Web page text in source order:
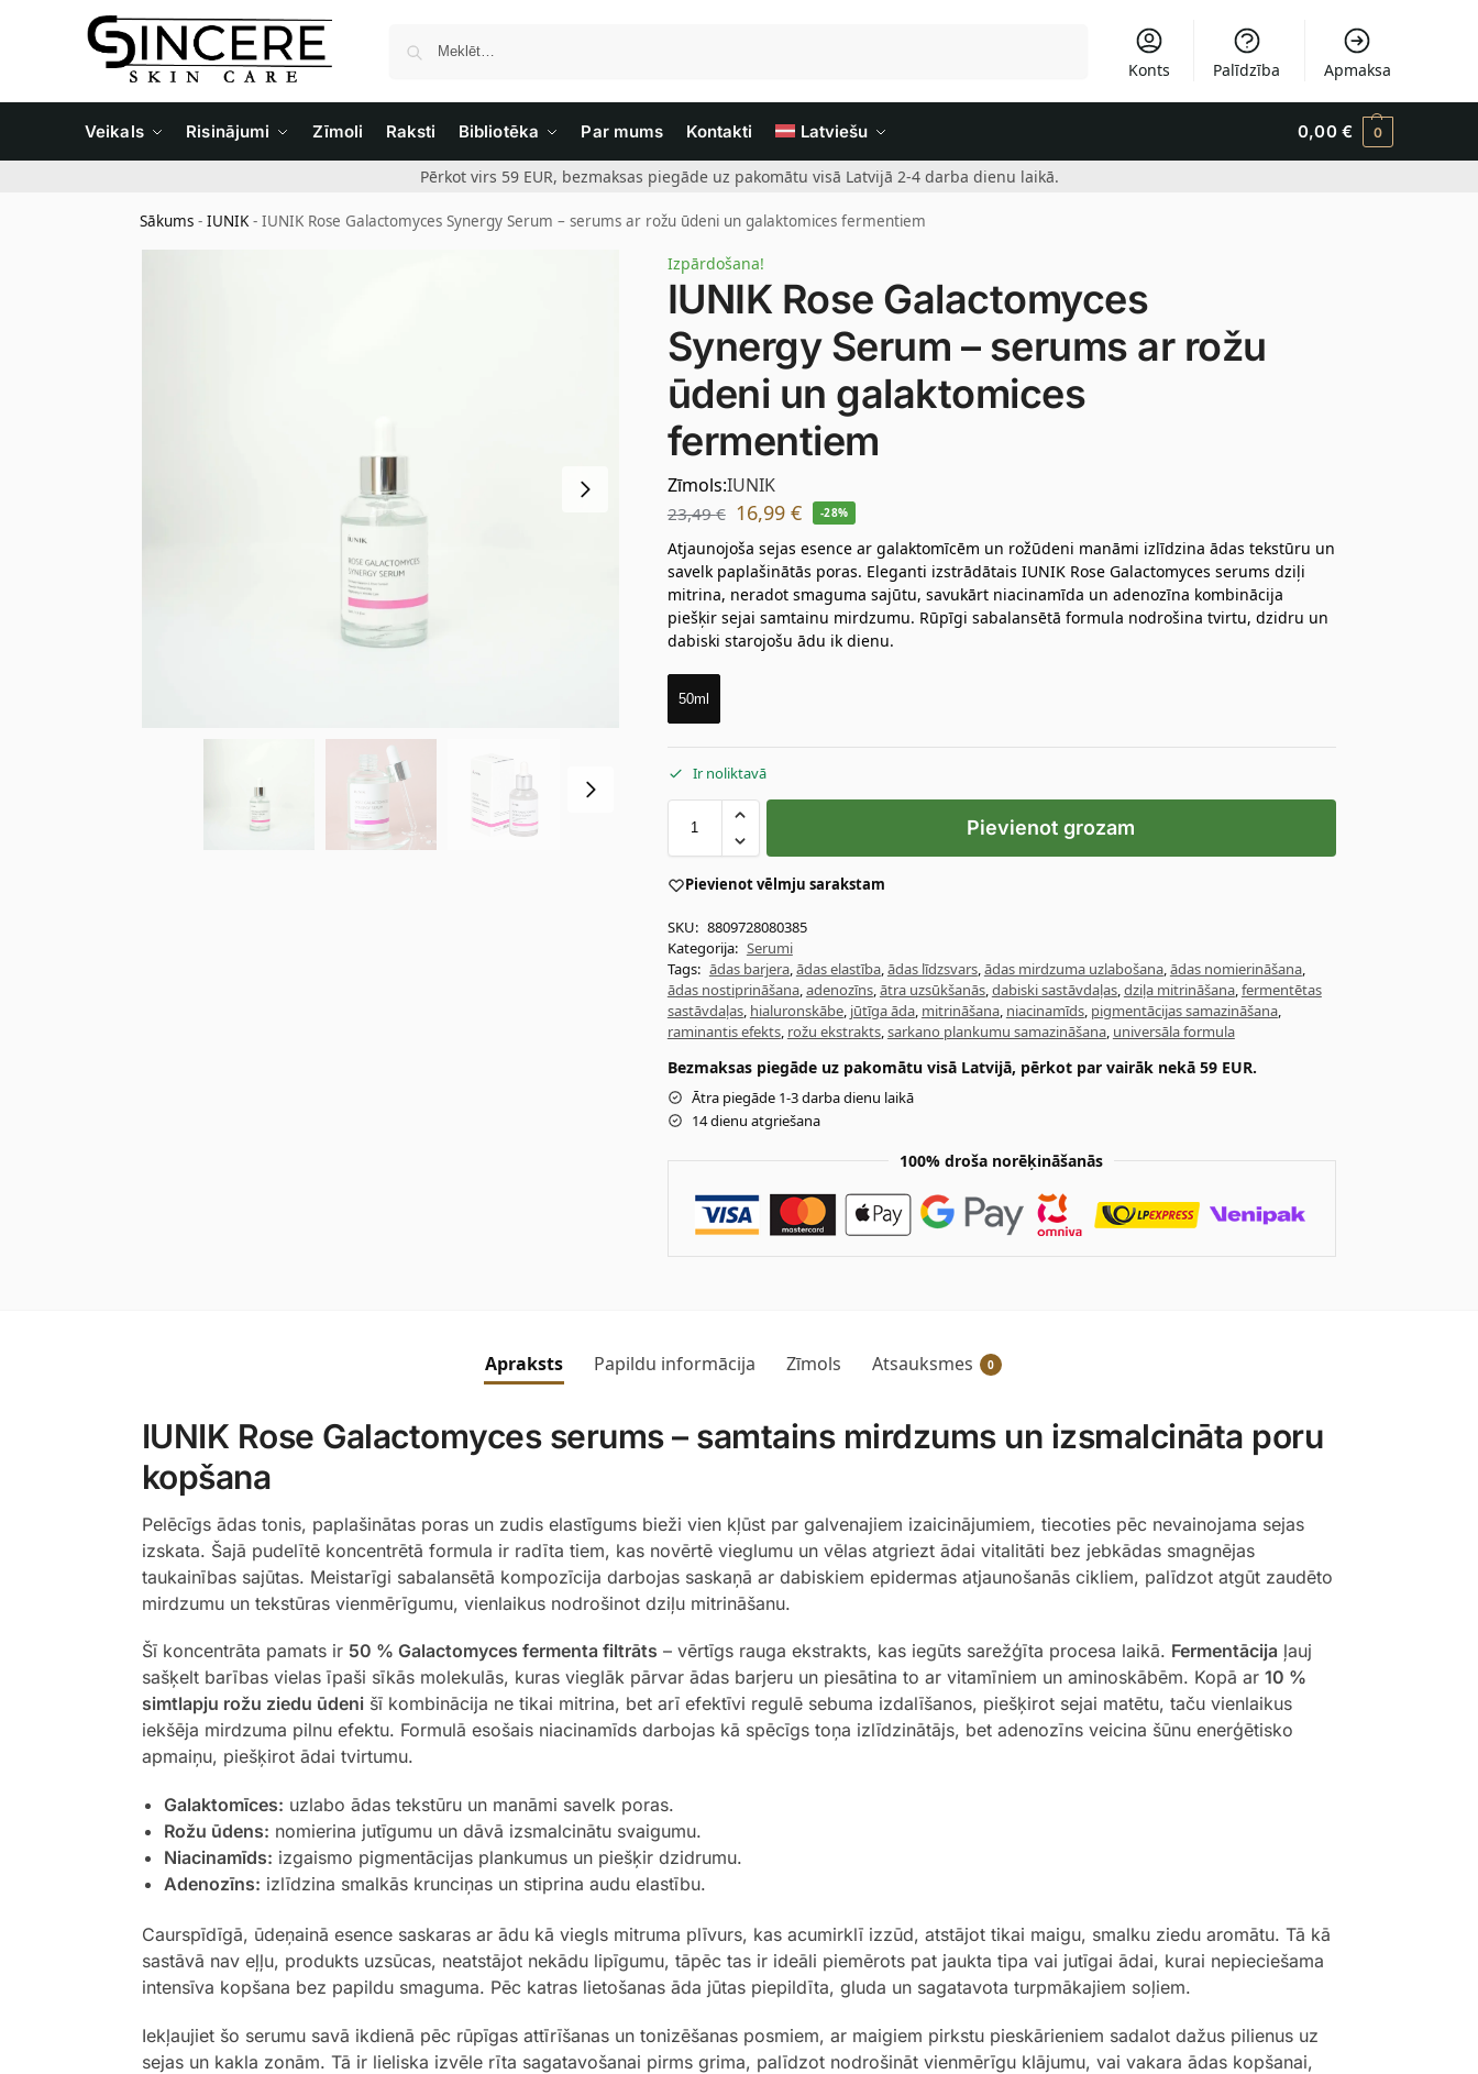
Konts Palīdzība Apmaksa
Veikals Risinājumi Zīmoli Raksti Bibliotēka Par mums Kontakti Latviešu 0,00 € 0
Pērkot virs 59 EUR, bezmaksas piegāde uz pakomātu visā Latvijā 2-4 darba dienu laikā.
Sākums -IUNIK -IUNIK Rose Galactomyces Synergy Serum – serums ar rožu ūdeni un galaktomices fermentiem
Izpārdošana!
IUNIK Rose Galactomyces
Synergy Serum – serums ar rožu
ūdeni un galaktomices
fermentiem
Zīmols:IUNIK
23,49€ 16,99 € -28%
Atjaunojoša sejas esence ar galaktomīcēm un rožūdeni manāmi izlīdzina ādas tekstūru un
savelk paplašinātās poras. Eleganti izstrādātais IUNIK Rose Galactomyces serums dziļi
mitrina, neradot smaguma sajūtu, savukārt niacinamīda un adenozīna kombinācija
piešķir sejai samtainu mirdzumu. Rūpīgi sabalansētā formula nodrošina tvirtu, dzidru un
dabiski starojošu ādu ik dienu.
50ml
Ir noliktavā
Pievienot grozam
Pievienot vēlmju sarakstam
SKU: 8809728080385
Kategorija: Serumi
Tags: ādas barjera,ādas elastība,ādas līdzsvars,ādas mirdzuma uzlabošana,ādas nomierināšana,
ādas nostiprināšana,adenozīns,ātra uzsūkšanās,dabiski sastāvdaļas,dziļa mitrināšana,fermentētas
sastāvdaļas, hialuronskābe, jūtīga āda, mitrināšana, niacinamīds, pigmentācijas samazināšana,
raminantis efekts, rožu ekstrakts,sarkano plankumu samazināšana, universāla formula
Bezmaksas piegāde uz pakomātu visā Latvijā, pērkot par vairāk nekā 59 EUR.
Ātra piegāde 1-3 darba dienu laikā
14 dienu atgriešana
100% droša norēķināšanās
Apraksts Papildu informācija Zīmols Atsauksmes 0
IUNIK Rose Galactomyces serums – samtains mirdzums un izsmalcināta poru
kopšana
Pelēcīgs ādas tonis, paplašinātas poras un zudis elastīgums bieži vien kļūst par galvenajiem izaicinājumiem, tiecoties pēc nevainojama sejas
izskata. Šajā pudelītē koncentrētā formula ir radīta tiem, kas novērtē vieglumu un vēlas atgriezt ādai vitalitāti bez jebkādas smagnējas
taukainības sajūtas. Meistarīgi sabalansētā kompozīcija darbojas saskaņā ar dabiskiem epidermas atjaunošanās cikliem, palīdzot atgūt zaudēto
mirdzumu un tekstūras vienmērīgumu, vienlaikus nodrošinot dziļu mitrināšanu.
Šī koncentrāta pamats ir 50 % Galactomyces fermenta filtrāts – vērtīgs rauga ekstrakts, kas iegūts sarežģīta procesa laikā. Fermentācija ļauj
sašķelt barības vielas īpaši sīkās molekulās, kuras vieglāk pārvar ādas barjeru un piesātina to ar vitamīniem un aminoskābēm. Kopā ar 10 %
simtlapju rožu ziedu ūdenišī kombinācija ne tikai mitrina, bet arī efektīvi regulē sebuma izdalīšanos, piešķirot sejai matētu, taču vienlaikus
iekšēja mirdzuma pilnu efektu. Formulā esošais niacinamīds darbojas kā spēcīgs toņa izlīdzinātājs, bet adenozīns veicina šūnu enerģētisko
apmaiņu, piešķirot ādai tvirtumu.
Galaktomīces: uzlabo ādas tekstūru un manāmi savelk poras.
Rožu ūdens: nomierina jutīgumu un dāvā izsmalcinātu svaigumu.
Niacinamīds: izgaismo pigmentācijas plankumus un piešķir dzidrumu.
Adenozīns: izlīdzina smalkās krunciņas un stiprina audu elastību.
Caurspīdīgā, ūdeņainā esence saskaras ar ādu kā viegls mitruma plīvurs, kas acumirklī izzūd, atstājot tikai maigu, smalku ziedu aromātu. Tā kā
sastāvā nav eļļu, produkts uzsūcas, neatstājot nekādu lipīgumu, tāpēc tas ir ideāli piemērots pat jaukta tipa vai jutīgai ādai, kurai nepieciešama
intensīva kopšana bez papildu smaguma. Pēc katras lietošanas āda jūtas piepildīta, gluda un sagatavota turpmākajiem soļiem.
Iekļaujiet šo serumu savā ikdienā pēc rūpīgas attīrīšanas un tonizēšanas posmiem, ar maigiem pirkstu pieskārieniem sadalot dažus pilienus uz
sejas un kakla zonām. Tā ir lieliska izvēle rīta sagatavošanai pirms grima, palīdzot nodrošināt vienmērīgu klājumu, vai vakara ādas kopšanai,